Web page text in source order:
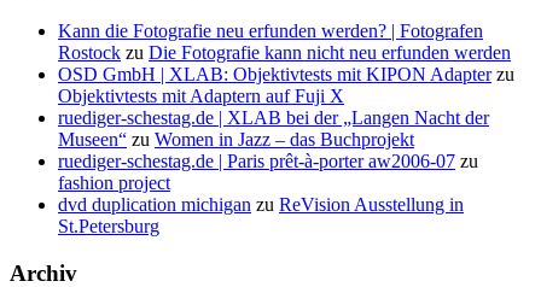
Kann die Fotografie neu erfunden werden? | Fotografen
Rostock zu Die Fotografie kann nicht neu erfunden werden
OSD GmbH | XLAB: Objektivtests mit KIPON Adapterzu
Objektivtests mit Adaptern auf Fuji X
ruediger-schestag.de | XLAB bei der „Langen Nacht der
Museen“ zu Women in Jazz – das Buchprojekt
ruediger-schestag.de | Paris prêt-à-porter aw2006-07 zu
fashion project
dvd duplication michigan zu ReVision Ausstellung in
St.Petersburg
Archiv